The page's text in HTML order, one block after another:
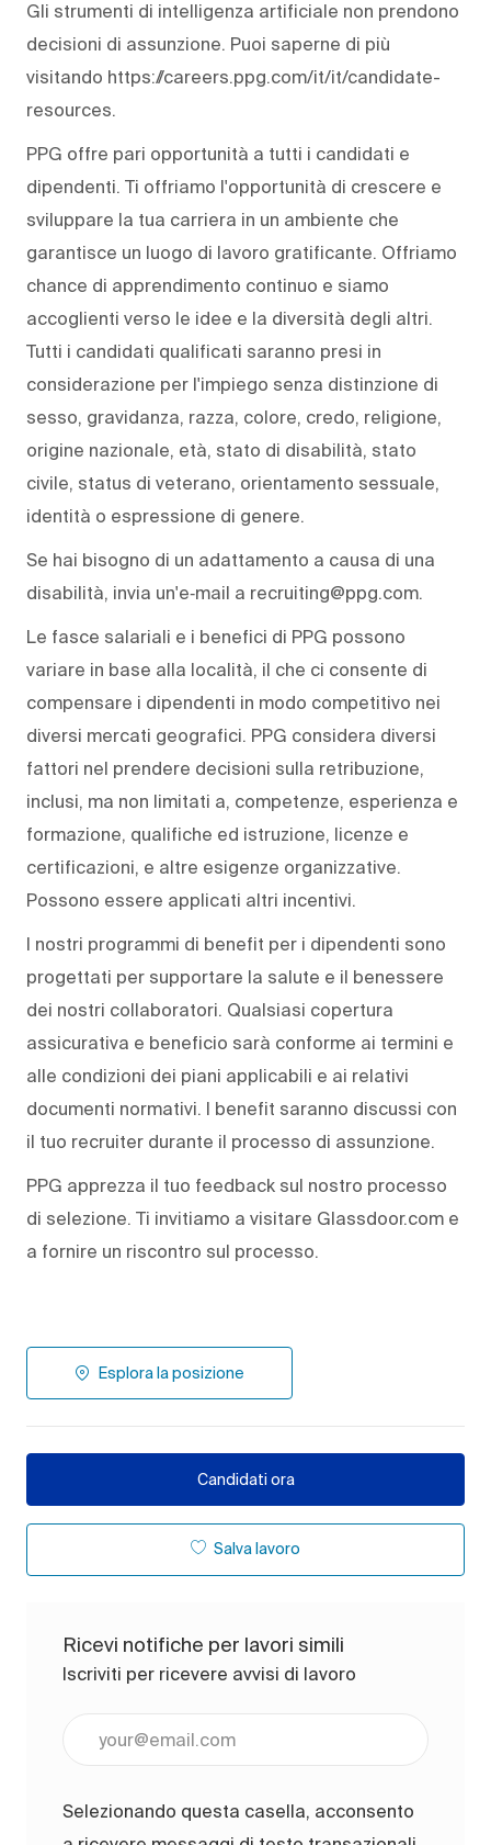
Gli strumenti di intelligenza artificiale non prendono
decisioni di assunzione. Puoi saperne di più
visitando https://careers.ppg.com/it/it/candidate-
resources.
PPG offre pari opportunità a tutti i candidati e
dipendenti. Ti offriamo l'opportunità di crescere e
sviluppare la tua carriera in un ambiente che
garantisce un luogo di lavoro gratificante. Offriamo
chance di apprendimento continuo e siamo
accoglienti verso le idee e la diversità degli altri.
Tutti i candidati qualificati saranno presi in
considerazione per l'impiego senza distinzione di
sesso, gravidanza, razza, colore, credo, religione,
origine nazionale, età, stato di disabilità, stato
civile, status di veterano, orientamento sessuale,
identità o espressione di genere.
Se hai bisogno di un adattamento a causa di una
disabilità, invia un'e‑mail a recruiting@ppg.com.
Le fasce salariali e i benefici di PPG possono
variare in base alla località, il che ci consente di
compensare i dipendenti in modo competitivo nei
diversi mercati geografici. PPG considera diversi
fattori nel prendere decisioni sulla retribuzione,
inclusi, ma non limitati a, competenze, esperienza e
formazione, qualifiche ed istruzione, licenze e
certificazioni, e altre esigenze organizzative.
Possono essere applicati altri incentivi.
I nostri programmi di benefit per i dipendenti sono
progettati per supportare la salute e il benessere
dei nostri collaboratori. Qualsiasi copertura
assicurativa e beneficio sarà conforme ai termini e
alle condizioni dei piani applicabili e ai relativi
documenti normativi. I benefit saranno discussi con
il tuo recruiter durante il processo di assunzione.
PPG apprezza il tuo feedback sul nostro processo
di selezione. Ti invitiamo a visitare Glassdoor.com e
a fornire un riscontro sul processo.
Esplora la posizione
Candidati ora
Salva lavoro
Ricevi notifiche per lavori simili
Iscriviti per ricevere avvisi di lavoro
Selezionando questa casella, acconsento